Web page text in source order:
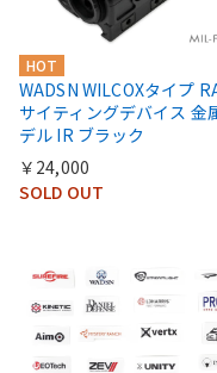
HOT
WADSN WILCOXタイプ
サイティングデバイス 金
デル IR ブラック
￥24,000
SOLD OUT